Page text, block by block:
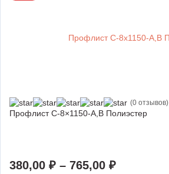
(0 отзывов)
Профлист С-8×1150-A,B Полиэстер
380,00 ₽ – 765,00 ₽